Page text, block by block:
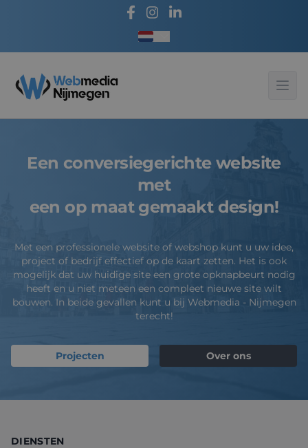
Taal kiezen
Webmedia - Nijmegen
Een conversiegerichte website
met
een op maat gemaakt design!
Met een professionele website of webshop kunt u uw idee,
project of bedrijf effectief op de kaart zetten. Het is ook
mogelijk dat uw huidige site een grote opknapbeurt nodig
heeft en u niet meteen een compleet nieuwe site wilt
bouwen. In beide gevallen kunt u bij Webmedia - Nijmegen
terecht!
Projecten Over ons
DIENSTEN